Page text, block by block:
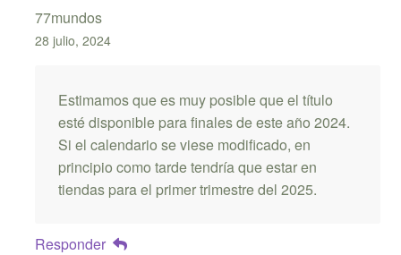
77mundos
28 julio, 2024
Estimamos que es muy posible que el título
esté disponible para finales de este año 2024.
Si el calendario se viese modificado, en
principio como tarde tendría que estar en
tiendas para el primer trimestre del 2025.
Responder